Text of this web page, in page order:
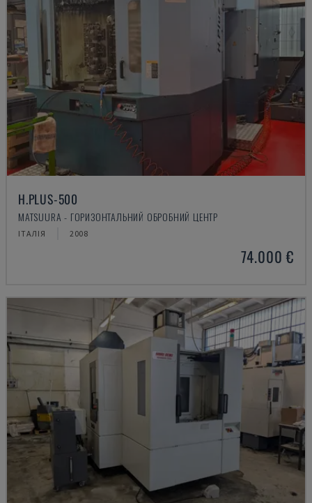
H.PLUS-500
MATSUURA - ГОРИЗОНТАЛЬНИЙ ОБРОБНИЙ ЦЕНТР
ІТАЛІЯ 2008
74.000 €